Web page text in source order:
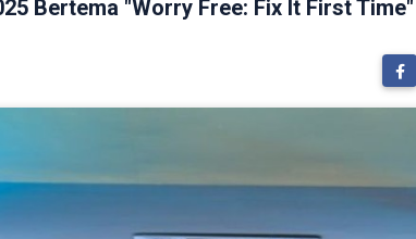
Bertema "Worry Free: Fix It First Time"